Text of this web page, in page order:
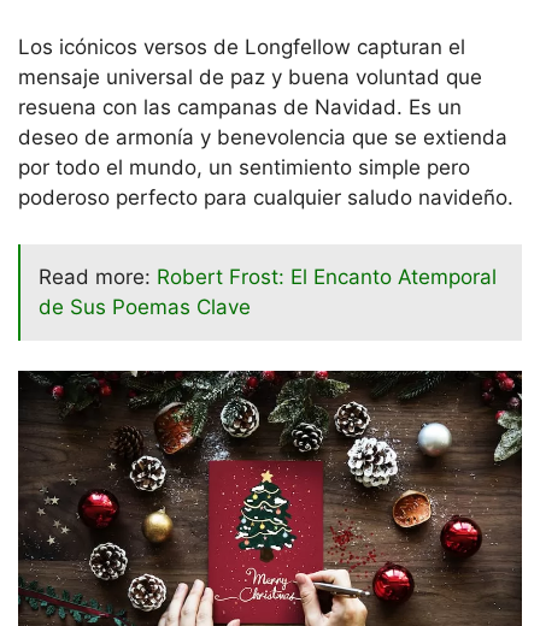
Los icónicos versos de Longfellow capturan el
mensaje universal de paz y buena voluntad que
resuena con las campanas de Navidad. Es un
deseo de armonía y benevolencia que se extienda
por todo el mundo, un sentimiento simple pero
poderoso perfecto para cualquier saludo navideño.
Read more: Robert Frost: El Encanto Atemporal
de Sus Poemas Clave